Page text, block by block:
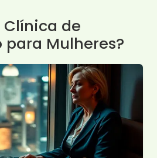
de
para Mulheres?